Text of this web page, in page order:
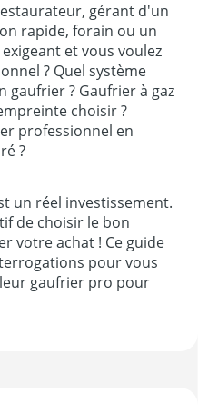
gérant d'un
rapide, forain ou un
et vous voulez
? Quel système
? Gaufrier à gaz
choisir ?
professionnel en
?
un réel investissement.
de choisir le bon
votre achat ! Ce guide
pour vous
gaufrier pro pour